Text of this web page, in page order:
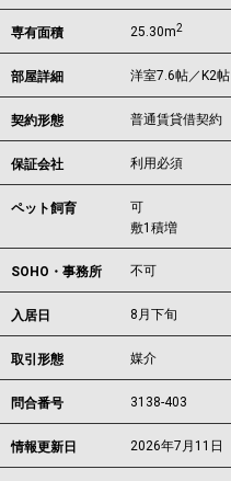
専有面積 25.30m2
部屋詳細 洋室7.6帖／K2帖
契約形態 普通賃貸借契約
保証会社 利用必須
ペット飼育
可
敷1積増
SOHO・事務所 不可
入居日 8月下旬
取引形態 媒介
問合番号 3138-403
情報更新日 2026年7月11日